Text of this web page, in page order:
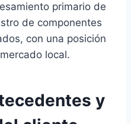
primario de
de componentes
con una posición
local.
y